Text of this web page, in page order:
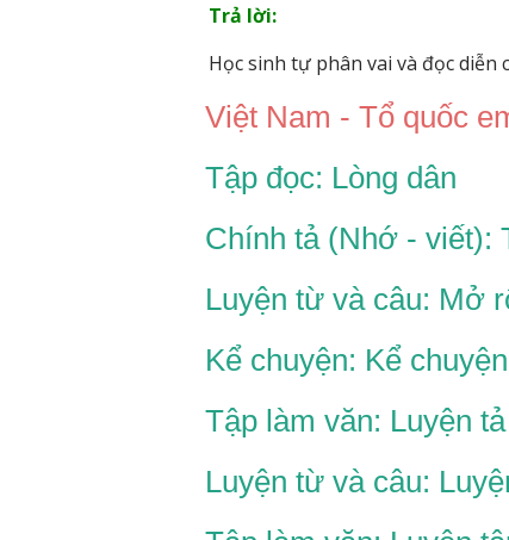
Trả lời:
Học sinh tự phân vai và đọc diễn
Việt Nam - Tổ quốc
Tập đọc: Lòng dân
Chính tả (Nhớ - viết):
Luyện từ và câu: Mở
Kể chuyện: Kể
Tập làm văn: Luyện
Luyện từ và câu: